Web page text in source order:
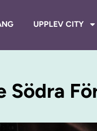
UPPLEV CITY
Södra